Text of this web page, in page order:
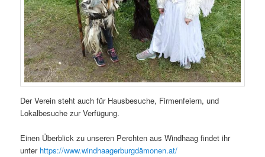
Der Verein steht auch für Hausbesuche, Firmenfeiern, und
Lokalbesuche zur Verfügung.
Einen Überblick zu unseren Perchten aus Windhaag findet ihr
unter https://www.windhaagerburgdämonen.at/